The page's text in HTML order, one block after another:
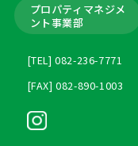
プロパティマネジメ
ント事業部
[TEL] 082-236-7771
[FAX] 082-890-1003